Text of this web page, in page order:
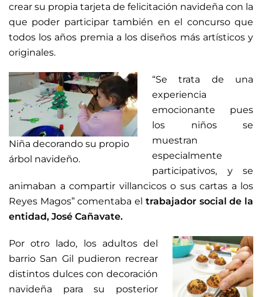
crear su propia tarjeta de felicitación navideña con la
que poder participar también en el concurso que
todos los años premia a los diseños más artísticos y
originales.
Niña decorando su propio
árbol navideño.
“Se trata de una
experiencia
emocionante pues
los niños se
muestran
especialmente
participativos, y se
animaban a compartir villancicos o sus cartas a los
Reyes Magos” comentaba el trabajador social de la
entidad, José Cañavate.
Por otro lado, los adultos del
barrio San Gil pudieron recrear
distintos dulces con decoración
navideña para su posterior